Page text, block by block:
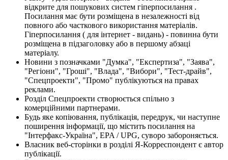
відкрите для пошукових систем гіперпосилання .
Посилання має бути розміщена в незалежності від
повного або часткового використання матеріалів.
Гіперпосилання ( для інтернет - видань) - повинна бути
розміщена в підзаголовку або в першому абзаці
матеріалу.
Новини з позначками "Думка", "Експертиза", "Заява",
"Регіони", "Гроші", "Влада", "Вибори", "Тест-драйв",
"Спецпроекти", "Промо" публікуються на правах
реклами.
Розділ Спецпроекти створюється спільно з
комерційними партнерами.
Будь яке копіювання, публікація, передрук, чи наступне
поширення інформації, що містить посилання на
"Інтерфакс-Україна", EPA / UPG, суворо забороняється.
Власник веб-сторінки в розділі Я-Корреспондент є автор
публікації.